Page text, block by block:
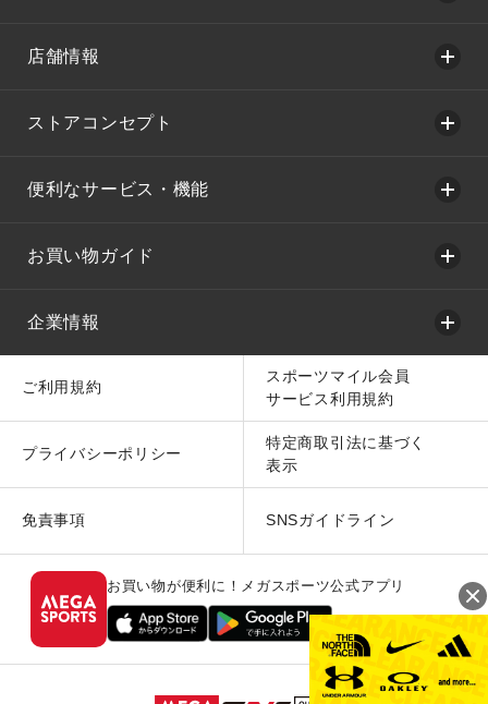
店舗情報
ストアコンセプト
便利なサービス・機能
お買い物ガイド
企業情報
ご利用規約
スポーツマイル会員
サービス利用規約
プライバシーポリシー
特定商取引法に基づく
表示
免責事項 SNSガイドライン
お買い物が便利に！メガスポーツ公式アプリ